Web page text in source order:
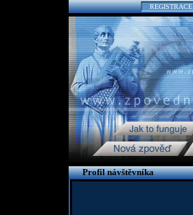
REGISTRACE
Profil návštěvníka